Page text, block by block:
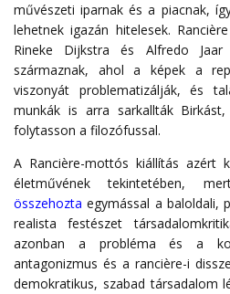
művészeti iparnak és a piacnak,
lehetnek igazán hitelesek.
Rineke Dijkstra és Alfredo Jaar
származnak, ahol a képek a
viszonyát problematizálják, és
munkák is arra sarkallták
folytasson a filozófussal.
A Rancière-mottós kiállítás azért
életművének tekintetében,
összehozta egymással a baloldali,
realista festészet
azonban a probléma és a
antagonizmus és a rancière-i
demokratikus, szabad társadalom